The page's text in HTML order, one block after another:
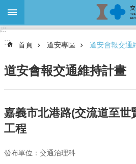
跳到主要內容區塊
進
階
關
於
本
最
:::
:::
首頁 道安專區 道安會報交通
道安會報交通維持計畫
嘉義市北港路(交流道至世
工程
發布單位：交通治理科